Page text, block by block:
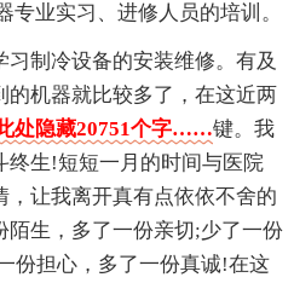
业实习、进修人员的培训。
制冷设备的安装维修。有及
的机器就比较多了，在这近两
隐藏20751个字……键。我
终生!短短一月的时间与医院
，让我离开真有点依依不舍的
陌生，多了一份亲切;少了一份
份担心，多了一份真诚!在这